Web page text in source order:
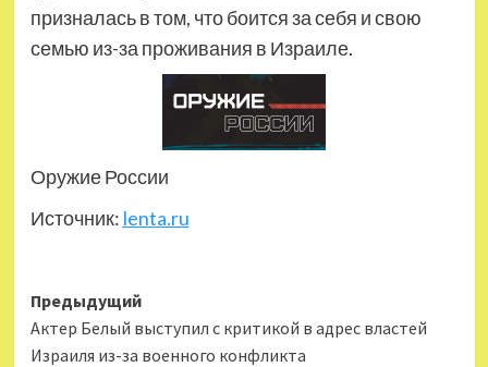
призналась в том, что боится за себя и свою
семью из-за проживания в Израиле.
Оружие России
Источник: lenta.ru
Навигация
записи
Предыдущий
Актер Белый выступил с критикой в адрес властей
Израиля из-за военного конфликта